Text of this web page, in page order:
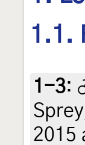
1.1.
1-3:
2015